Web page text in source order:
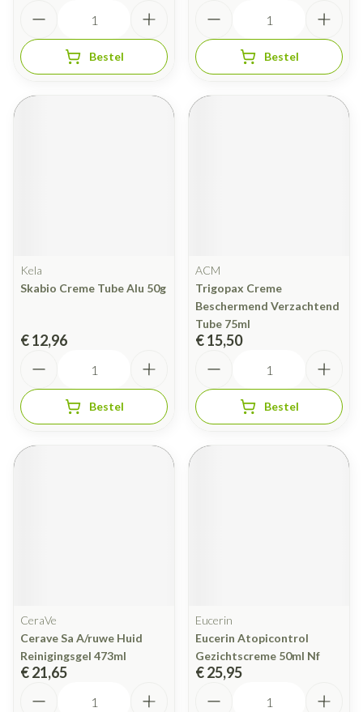
Bestel Bestel
Kela
Skabio Creme Tube Alu 50g
€ 12,96
Bestel
ACM
Trigopax Creme
Beschermend Verzachtend
Tube 75ml
€ 15,50
Bestel
CeraVe
Cerave Sa A/ruwe Huid
Reinigingsgel 473ml
€ 21,65
Eucerin
Eucerin Atopicontrol
Gezichtscreme 50ml Nf
€ 25,95